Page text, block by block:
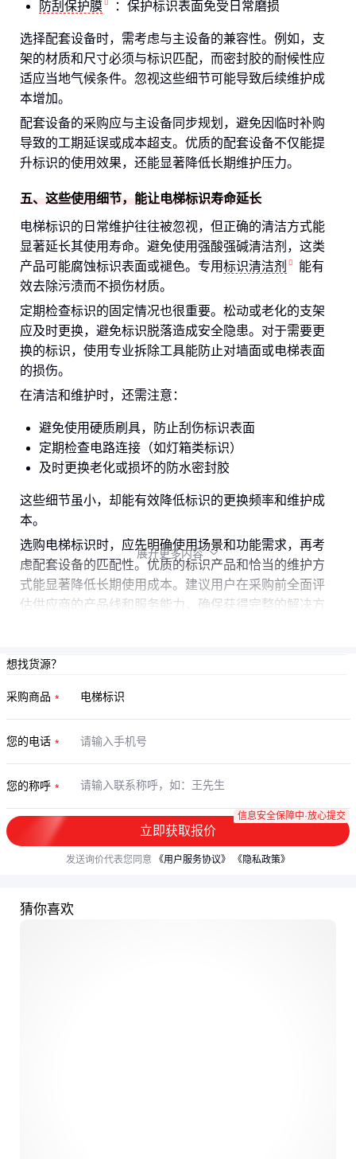
防刮保护膜 ：保护标识表面免受日常磨损
选择配套设备时，需考虑与主设备的兼容性。例如，支
架的材质和尺寸必须与标识匹配，而密封胶的耐候性应
适应当地气候条件。忽视这些细节可能导致后续维护成
本增加。
配套设备的采购应与主设备同步规划，避免因临时补购
导致的工期延误或成本超支。优质的配套设备不仅能提
升标识的使用效果，还能显著降低长期维护压力。
五、这些使用细节，能让电梯标识寿命延长
电梯标识的日常维护往往被忽视，但正确的清洁方式能
显著延长其使用寿命。避免使用强酸强碱清洁剂，这类
产品可能腐蚀标识表面或褪色。专用标识清洁剂
能有
效去除污渍而不损伤材质。
定期检查标识的固定情况也很重要。松动或老化的支架
应及时更换，避免标识脱落造成安全隐患。对于需要更
换的标识，使用专业拆除工具能防止对墙面或电梯表面
的损伤。
在清洁和维护时，还需注意：
避免使用硬质刷具，防止刮伤标识表面
定期检查电路连接（如灯箱类标识）
及时更换老化或损坏的防水密封胶
这些细节虽小，却能有效降低标识的更换频率和维护成
本。
选购电梯标识时，应先明确使用场景和功能需求，再考
虑配套设备的匹配性。优质的标识产品和恰当的维护方
式能显著降低长期使用成本。建议用户在采购前全面评
估供应商的产品线和服务能力，确保获得完整的解决方
展开更多内容 
想找货源？
采购商品
您的电话
您的称呼
立即获取报价
信息安全保障中·放心提交
发送询价代表您同意 《用户服务协议》 《隐私政策》
猜你喜欢